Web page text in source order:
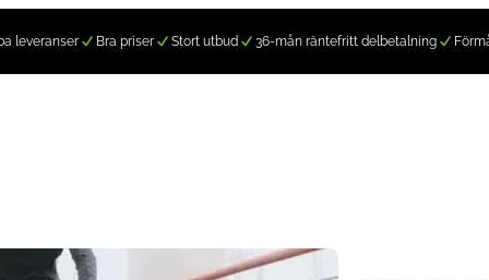
leveranser Bra priser Stort utbud 36-mån räntefritt delbetalning